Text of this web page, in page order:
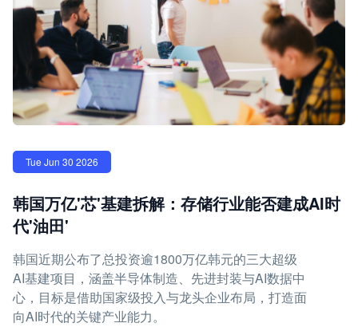
Tue Jun 30 2026
韩国万亿'芯'基建拆解：存储行业能否建成AI时
代'油田'
韩国近期公布了总投资逾1800万亿韩元的三大超级
AI基建项目，涵盖半导体制造、先进封装与AI数据中
心，目标是借助国家级投入与龙头企业布局，打造面
向AI时代的关键产业能力。